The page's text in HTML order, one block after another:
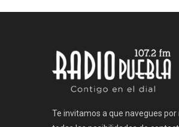
Te invitamos a que navegues